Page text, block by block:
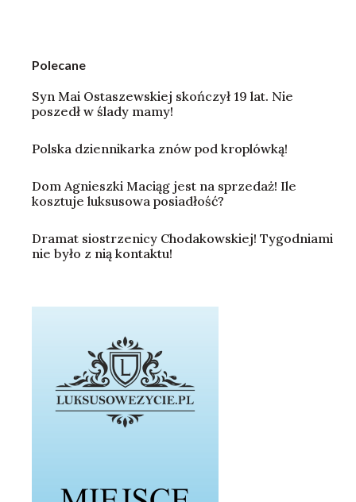
Polecane
Syn Mai Ostaszewskiej skończył 19 lat. Nie
poszedł w ślady mamy!
Polska dziennikarka znów pod kroplówką!
Dom Agnieszki Maciąg jest na sprzedaż! Ile
kosztuje luksusowa posiadłość?
Dramat siostrzenicy Chodakowskiej! Tygodniami
nie było z nią kontaktu!